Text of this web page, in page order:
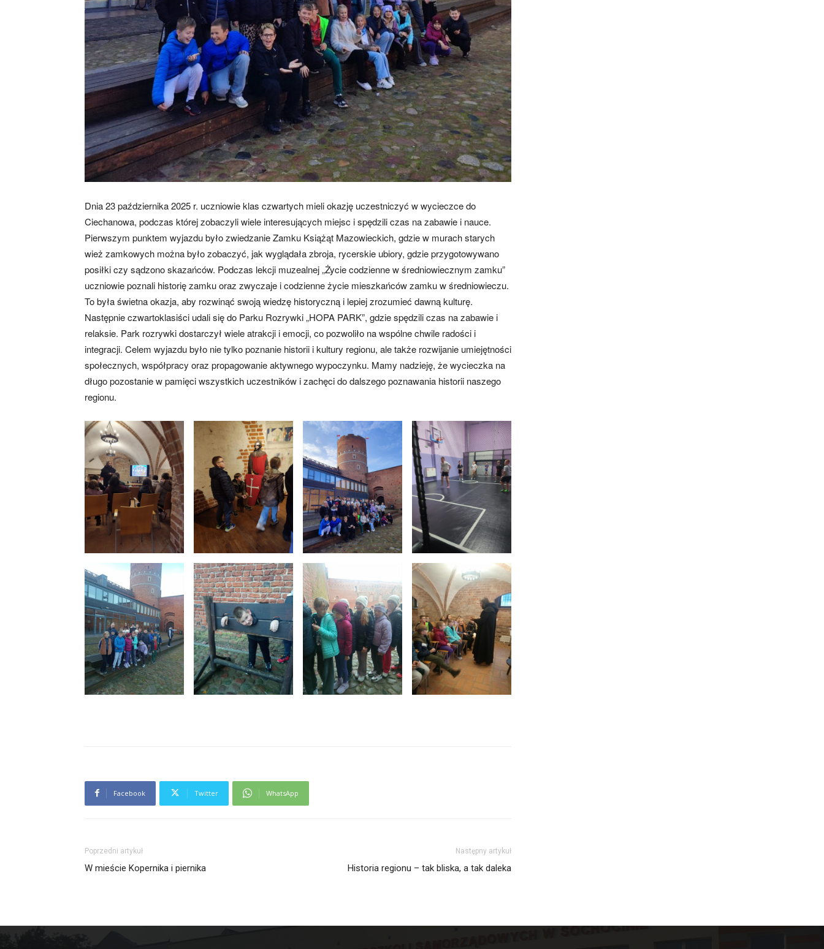
Dnia 23 października 2025 r. uczniowie klas czwartych mieli okazję uczestniczyć w wycieczce do
Ciechanowa, podczas której zobaczyli wiele interesujących miejsc i spędzili czas na zabawie i nauce.
Pierwszym punktem wyjazdu było zwiedzanie Zamku Książąt Mazowieckich, gdzie w murach starych
wież zamkowych można było zobaczyć, jak wyglądała zbroja, rycerskie ubiory, gdzie przygotowywano
posiłki czy sądzono skazańców. Podczas lekcji muzealnej „Życie codzienne w średniowiecznym zamku”
uczniowie poznali historię zamku oraz zwyczaje i codzienne życie mieszkańców zamku w średniowieczu.
To była świetna okazja, aby rozwinąć swoją wiedzę historyczną i lepiej zrozumieć dawną kulturę.
Następnie czwartoklasiści udali się do Parku Rozrywki „HOPA PARK”, gdzie spędzili czas na zabawie i
relaksie. Park rozrywki dostarczył wiele atrakcji i emocji, co pozwoliło na wspólne chwile radości i
integracji. Celem wyjazdu było nie tylko poznanie historii i kultury regionu, ale także rozwijanie umiejętności
społecznych, współpracy oraz propagowanie aktywnego wypoczynku. Mamy nadzieję, że wycieczka na
długo pozostanie w pamięci wszystkich uczestników i zachęci do dalszego poznawania historii naszego
regionu.
Facebook Twitter WhatsApp
Poprzedni artykuł
W mieście Kopernika i piernika
Następny artykuł
Historia regionu – tak bliska, a tak daleka